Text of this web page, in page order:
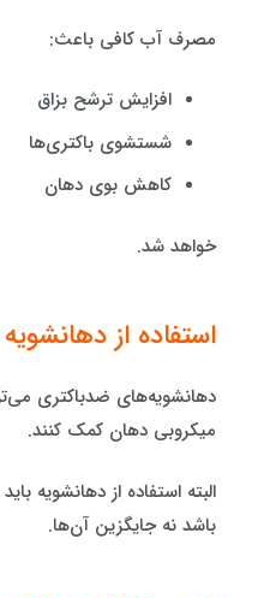
مصرف آب کافی باعث:
افزایش ترشح بزاق
شستشوی باکتری‌ها
کاهش بوی دهان
خواهد شد.
استفاده از
دهانشویه‌های ضدباکتری
میکروبی دهان کمک کنند.
البته استفاده از دهانشویه
باشد نه جایگزین آن‌ها.